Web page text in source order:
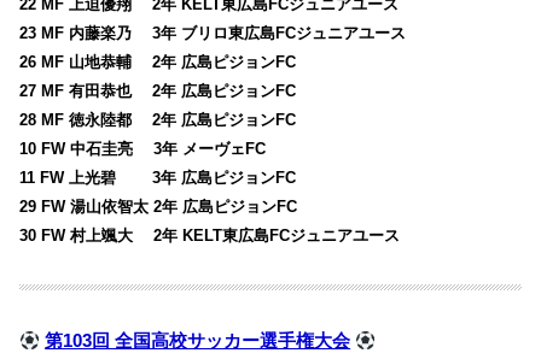
22 MF 上迫優翔 2年 KELT東広島FCジュニアユース
23 MF 内藤楽乃 3年 ブリロ東広島FCジュニアユース
26 MF 山地恭輔 2年 広島ピジョンFC
27 MF 有田恭也 2年 広島ピジョンFC
28 MF 徳永陸都 2年 広島ピジョンFC
10 FW 中石圭亮 3年 メーヴェFC
11 FW 上光碧 3年 広島ピジョンFC
29 FW 湯山依智太 2年 広島ピジョンFC
30 FW 村上颯大 2年 KELT東広島FCジュニアユース
第103回 全国高校サッカー選手権大会